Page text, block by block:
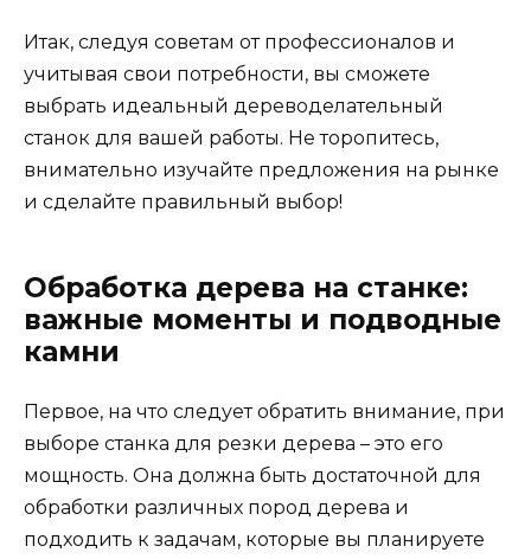
Итак, следуя советам от профессионалов и
учитывая свои потребности, вы сможете
выбрать идеальный дереводелательный
станок для вашей работы. Не торопитесь,
внимательно изучайте предложения на рынке
и сделайте правильный выбор!
Обработка дерева на станке:
важные моменты и подводные
камни
Первое, на что следует обратить внимание, при
выборе станка для резки дерева – это его
мощность. Она должна быть достаточной для
обработки различных пород дерева и
подходить к задачам, которые вы планируете